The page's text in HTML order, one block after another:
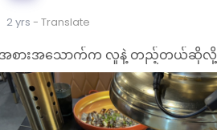
2 yrs - Translate
စားအသောက်က လူနဲ့ တည့်တယ်ဆိုလို့